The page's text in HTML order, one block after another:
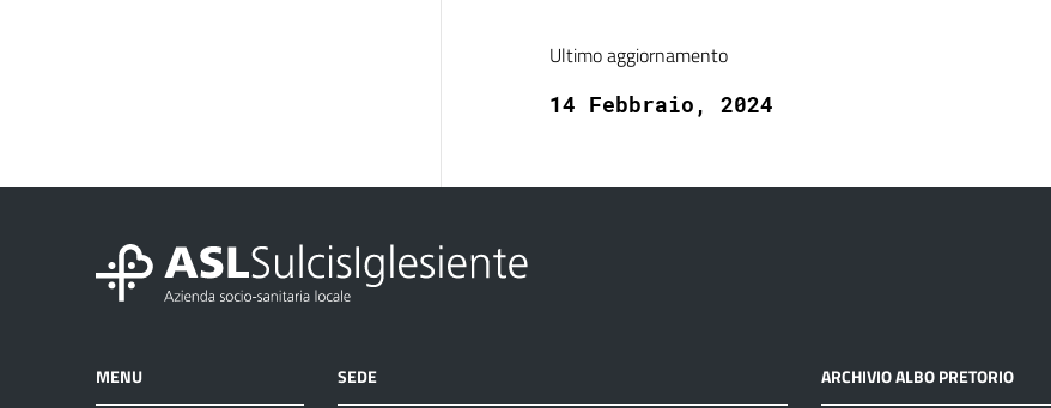
Ultimo aggiornamento
14 Febbraio, 2024
MENU SEDE ARCHIVIO ALBO PRETORIO